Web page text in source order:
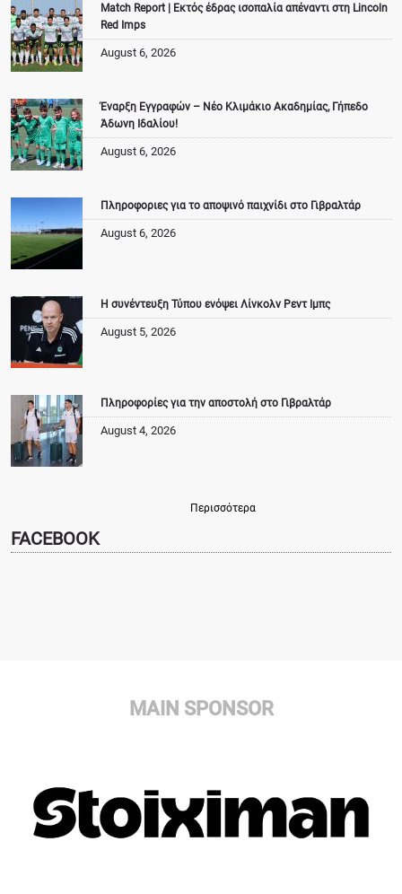
Match Report | Εκτός έδρας ισοπαλία απέναντι στη Lincoln
Red Imps
August 6, 2026
Έναρξη Εγγραφών – Νέο Κλιμάκιο Ακαδημίας, Γήπεδο
Άδωνη Ιδαλίου!
August 6, 2026
Πληροφοριες για το αποψινό παιχνίδι στο Γιβραλτάρ
August 6, 2026
Η συνέντευξη Τύπου ενόψει Λίνκολν Ρεντ Ιμπς
August 5, 2026
Πληροφορίες για την αποστολή στο Γιβραλτάρ
August 4, 2026
Περισσότερα
FACEBOOK
MAIN SPONSOR